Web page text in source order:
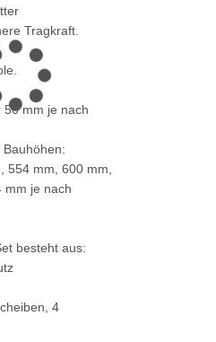
Tragkraft.
50 mm je nach
554 mm, 600 mm,
mm je nach
besteht aus:
4